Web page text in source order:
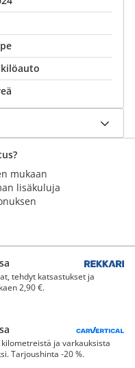
mukaan
lisäkuluja
tehdyt katsastukset ja
2,90 €.
ja varkauksista
Tarjoushinta -20 %.